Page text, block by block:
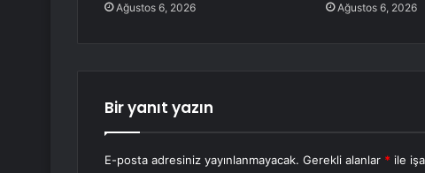
Ağustos 6, 2026 Ağustos 6, 2026
Bir yanıt yazın
E-posta adresiniz yayınlanmayacak. Gerekli alanlar * ile